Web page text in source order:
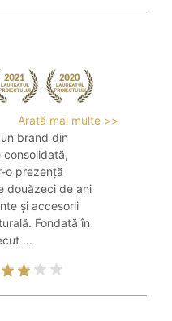
Arată mai multe >>
brand din
consolidată,
o prezență
douăzeci de ani
și accesorii
Fondată în
...